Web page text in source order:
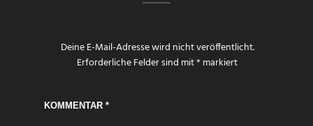
Deine E-Mail-Adresse wird nicht veröffentlicht.
Erforderliche Felder sind mit*markiert
KOMMENTAR *